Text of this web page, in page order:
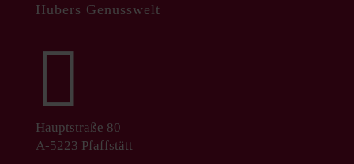
Hubers Genusswelt

Hauptstraße 80
A-5223 Pfaffstätt